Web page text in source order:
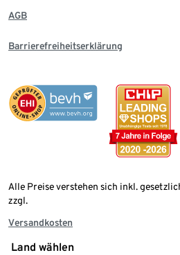
AGB
Barrierefreiheitserklärung
Alle Preise verstehen sich inkl.
zzgl.
Versandkosten
Land wählen